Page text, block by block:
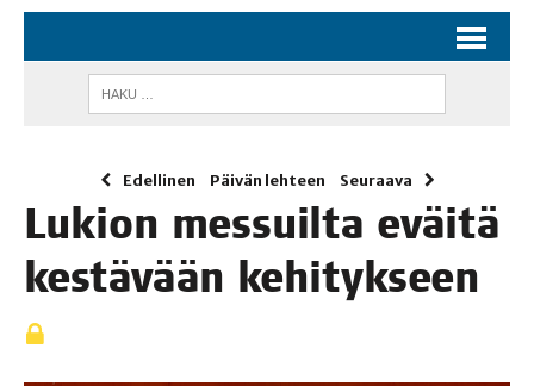
Edellinen Päivän lehteen Seuraava
Lukion mes­suil­ta eväi­tä
kes­tä­vään kehitykseen